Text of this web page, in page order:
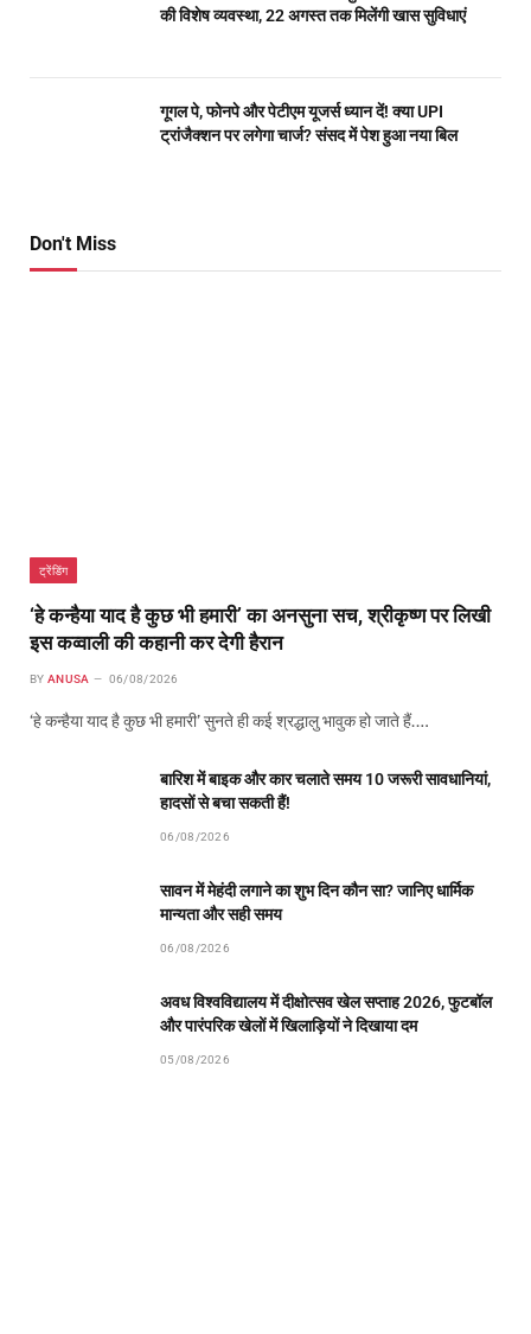
की विशेष व्यवस्था, 22 अगस्त तक मिलेंगी खास सुविधाएं
गूगल पे, फोनपे और पेटीएम यूजर्स ध्यान दें! क्या UPI
ट्रांजैक्शन पर लगेगा चार्ज? संसद में पेश हुआ नया बिल
Don't Miss
ट्रेंडिंग
‘हे कन्हैया याद है कुछ भी हमारी’ का अनसुना सच, श्रीकृष्ण पर लिखी
इस कव्वाली की कहानी कर देगी हैरान
BY ANUSA 06/08/2026
‘हे कन्हैया याद है कुछ भी हमारी’ सुनते ही कई श्रद्धालु भावुक हो जाते हैं.…
बारिश में बाइक और कार चलाते समय 10 जरूरी सावधानियां,
हादसों से बचा सकती हैं!
06/08/2026
सावन में मेहंदी लगाने का शुभ दिन कौन सा? जानिए धार्मिक
मान्यता और सही समय
06/08/2026
अवध विश्वविद्यालय में दीक्षोत्सव खेल सप्ताह 2026, फुटबॉल
और पारंपरिक खेलों में खिलाड़ियों ने दिखाया दम
05/08/2026